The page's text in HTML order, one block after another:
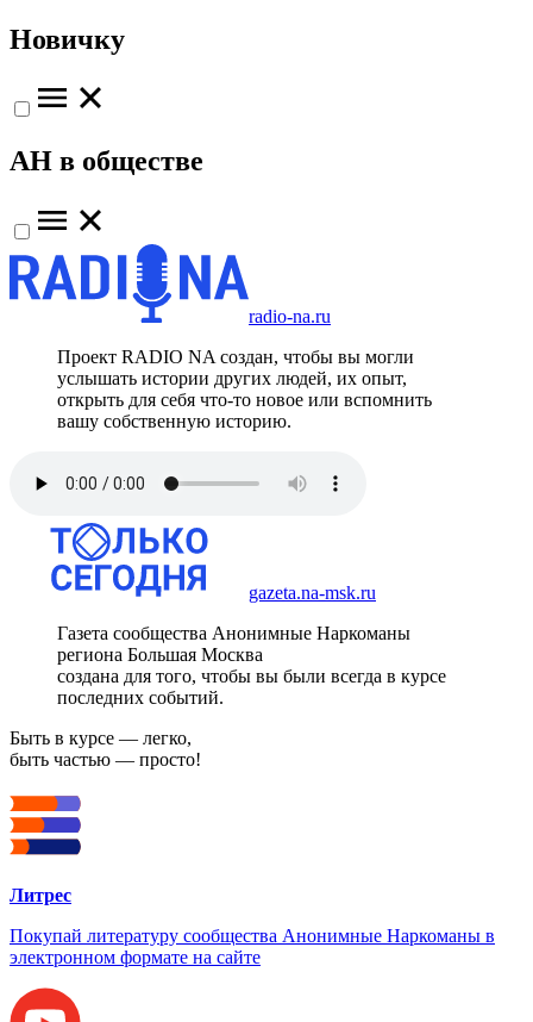
Новичку
АН в обществе
radio-na.ru
Проект RADIO NA создан, чтобы вы могли
услышать истории других людей, их опыт,
открыть для себя что-то новое или вспомнить
вашу собственную историю.
gazeta.na-msk.ru
Газета сообщества Анонимные Наркоманы
региона Большая Москва
создана для того, чтобы вы были всегда в курсе
последних событий.
Быть в курсе — легко,
быть частью — просто!
Литрес
Покупай литературу сообщества Анонимные Наркоманы в
электронном формате на сайте